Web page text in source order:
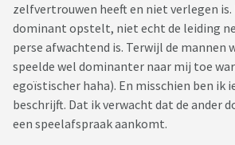
zelfvertrouwen heeft en niet verlegen
dominant opstelt, niet echt de leiding
perse afwachtend is. Terwijl de mannen
speelde wel dominanter naar mij toe
egoïstischer haha). En misschien ben ik
beschrijft. Dat ik verwacht dat de ander
een speelafspraak aankomt.